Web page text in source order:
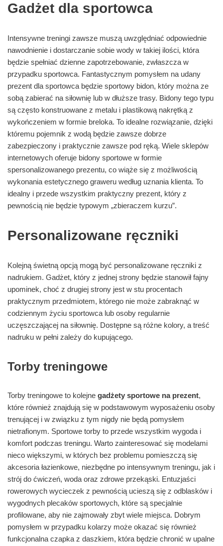
Gadżet dla sportowca
Intensywne treningi zawsze muszą uwzględniać odpowiednie
nawodnienie i dostarczanie sobie wody w takiej ilości, która
będzie spełniać dzienne zapotrzebowanie, zwłaszcza w
przypadku sportowca. Fantastycznym pomysłem na udany
prezent dla sportowca będzie sportowy bidon, który można ze
sobą zabierać na siłownię lub w dłuższe trasy. Bidony tego typu
są często konstruowane z metalu i plastikową nakrętką z
wykończeniem w formie breloka. To idealne rozwiązanie, dzięki
któremu pojemnik z wodą będzie zawsze dobrze
zabezpieczony i praktycznie zawsze pod ręką. Wiele sklepów
internetowych oferuje bidony sportowe w formie
spersonalizowanego prezentu, co wiąże się z możliwością
wykonania estetycznego graweru według uznania klienta. To
idealny i przede wszystkim praktyczny prezent, który z
pewnością nie będzie typowym „zbieraczem kurzu”.
Personalizowane ręczniki
Kolejną świetną opcją mogą być personalizowane ręczniki z
nadrukiem. Gadżet, który z jednej strony będzie stanowił fajny
upominek, choć z drugiej strony jest w stu procentach
praktycznym przedmiotem, którego nie może zabraknąć w
codziennym życiu sportowca lub osoby regularnie
uczęszczającej na siłownię. Dostępne są różne kolory, a treść
nadruku w pełni zależy do kupującego.
Torby treningowe
Torby treningowe to kolejne gadżety sportowe na prezent,
które również znajdują się w podstawowym wyposażeniu osoby
trenującej i w związku z tym nigdy nie będą pomysłem
nietrafionym. Sportowe torby to przede wszystkim wygoda i
komfort podczas treningu. Warto zainteresować się modelami
nieco większymi, w których bez problemu pomieszczą się
akcesoria łazienkowe, niezbędne po intensywnym treningu, jak i
strój do ćwiczeń, woda oraz zdrowe przekąski. Entuzjaści
rowerowych wycieczek z pewnością ucieszą się z odblasków i
wygodnych plecaków sportowych, które są specjalnie
profilowane, aby nie zajmowały zbyt wiele miejsca. Dobrym
pomysłem w przypadku kolarzy może okazać się również
funkcjonalna czapka z daszkiem, która będzie chronić w upalne